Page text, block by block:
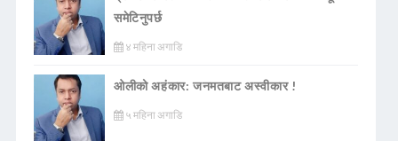
समेटिनुपर्छ
४ महिना अगाडि
ओलीको अहंकार: जनमतबाट अस्वीकार !
५ महिना अगाडि